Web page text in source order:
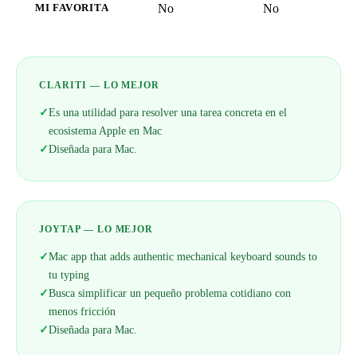
MI FAVORITA No No
CLARITI — LO MEJOR
✓Es una utilidad para resolver una tarea concreta en el
ecosistema Apple en Mac
✓Diseñada para Mac.
JOYTAP — LO MEJOR
✓Mac app that adds authentic mechanical keyboard sounds to
tu typing
✓Busca simplificar un pequeño problema cotidiano con
menos fricción
✓Diseñada para Mac.